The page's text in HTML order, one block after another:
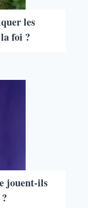
les
foi ?
jouent-ils